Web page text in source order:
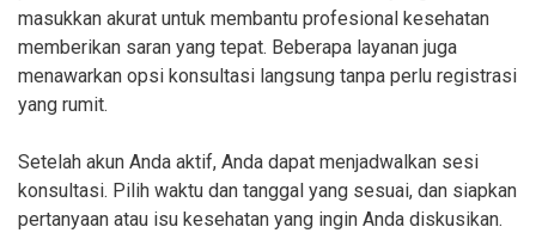
masukkan akurat untuk membantu profesional kesehatan
memberikan saran yang tepat. Beberapa layanan juga
menawarkan opsi konsultasi langsung tanpa perlu registrasi
yang rumit.
Setelah akun Anda aktif, Anda dapat menjadwalkan sesi
konsultasi. Pilih waktu dan tanggal yang sesuai, dan siapkan
pertanyaan atau isu kesehatan yang ingin Anda diskusikan.